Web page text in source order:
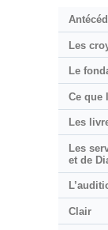
Les
Le
Ce que
Les
Les
et de
Clair